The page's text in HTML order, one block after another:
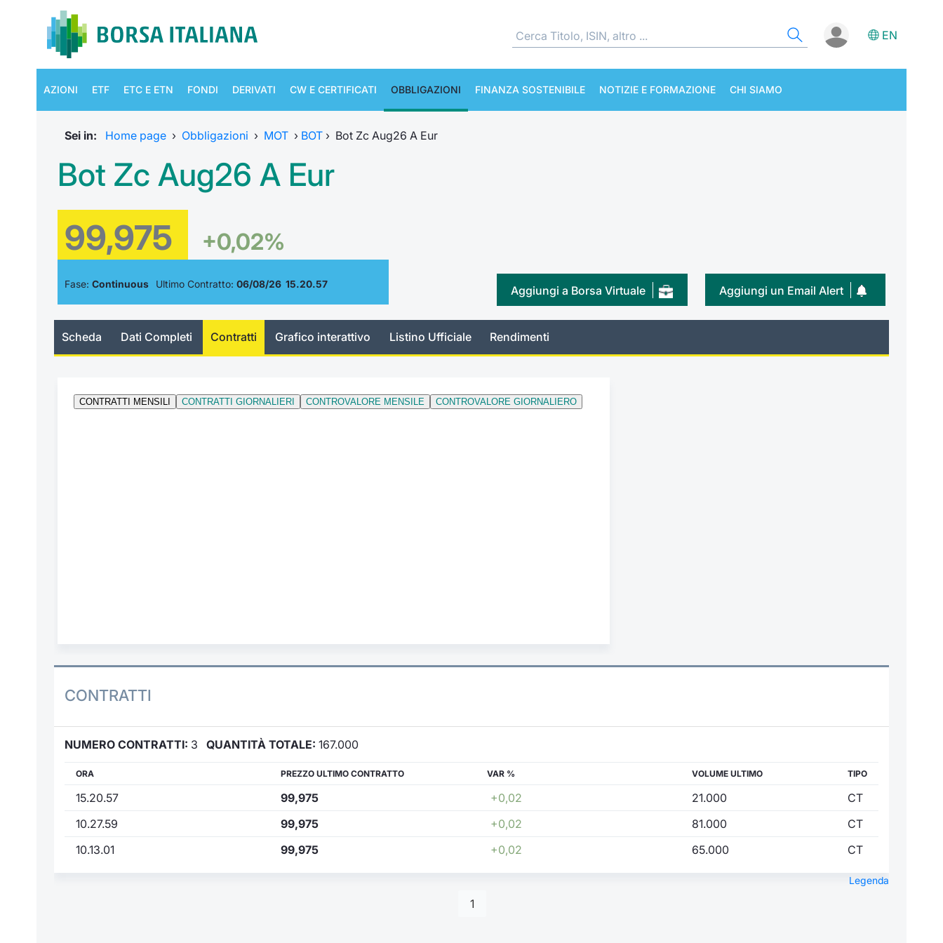
EN
AZIONI ETF ETC E ETN FONDI DERIVATI CW E CERTIFICATI OBBLIGAZIONI FINANZA SOSTENIBILE NOTIZIE E FORMAZIONE CHI SIAMO
Sei in: Home page › Obbligazioni › MOT › BOT › Bot Zc Aug26 A Eur
Bot Zc Aug26 A Eur
99,975 +0,02%
Fase: Continuous Ultimo Contratto: 06/08/26 15.20.57 Aggiungi un Email Alert
Aggiungi a Borsa Virtuale
Scheda Dati Completi Contratti Grafico interattivo Listino Ufficiale Rendimenti
CONTRATTI
NUMERO CONTRATTI: 3 QUANTITÀ TOTALE: 167.000
ORA PREZZO ULTIMO CONTRATTO VAR % VOLUME ULTIMO TIPO
15.20.57 99,975 +0,02 21.000
CT
10.27.59
99,975 +0,02 81.000
CT
10.13.01
99,975 +0,02 65.000 CT
Legenda
1